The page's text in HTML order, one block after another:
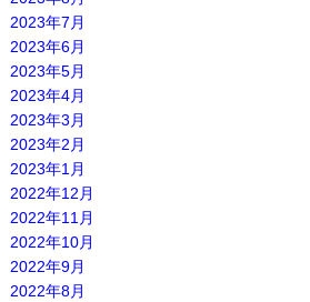
2023年7月
2023年6月
2023年5月
2023年4月
2023年3月
2023年2月
2023年1月
2022年12月
2022年11月
2022年10月
2022年9月
2022年8月